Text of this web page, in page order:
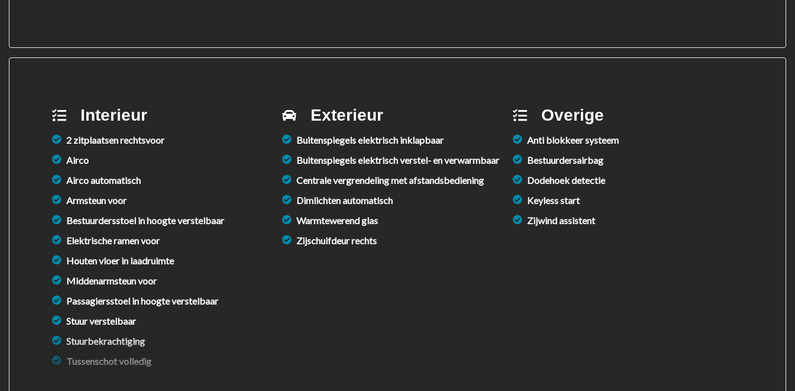
Interieur
2 zitplaatsen rechtsvoor
Airco
Airco automatisch
Armsteun voor
Bestuurdersstoel in hoogte verstelbaar
Elektrische ramen voor
Houten vloer in laadruimte
Middenarmsteun voor
Passagiersstoel in hoogte verstelbaar
Stuur verstelbaar
Stuurbekrachtiging
Tussenschot volledig
Exterieur
Buitenspiegels elektrisch inklapbaar
Buitenspiegels elektrisch verstel- en verwarmbaar
Centrale vergrendeling met afstandsbediening
Dimlichten automatisch
Warmtewerend glas
Zijschuifdeur rechts
Overige
Anti blokkeer systeem
Bestuurdersairbag
Dodehoek detectie
Keyless start
Zijwind assistent